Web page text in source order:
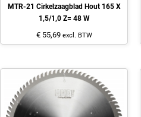
MTR-21 Cirkelzaagblad Hout 165 X
1,5/1,0 Z= 48 W
€ 55,69 excl. BTW